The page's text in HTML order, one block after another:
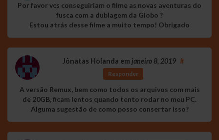
Por favor vcs conseguiriam o filme as novas aventuras do
fusca com a dublagem da Globo ?
Estou atrás desse filme a muito tempo! Obrigado
Jônatas Holanda em janeiro 8, 2019 #
Responder
A versão Remux, bem como todos os arquivos com mais
de 20GB, ficam lentos quando tento rodar no meu PC.
Alguma sugestão de como posso consertar isso?